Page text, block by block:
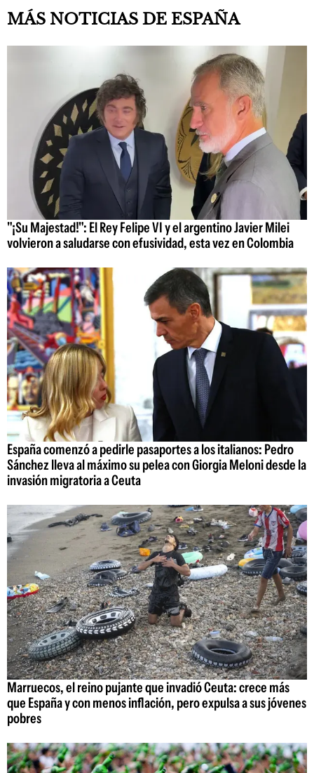
MÁS NOTICIAS DE ESPAÑA
"¡Su Majestad!": El Rey Felipe VI y el argentino Javier Milei
volvieron a saludarse con efusividad, esta vez en Colombia
España comenzó a pedirle pasaportes a los italianos: Pedro
Sánchez lleva al máximo su pelea con Giorgia Meloni desde la
invasión migratoria a Ceuta
Marruecos, el reino pujante que invadió Ceuta: crece más
que España y con menos inflación, pero expulsa a sus jóvenes
pobres